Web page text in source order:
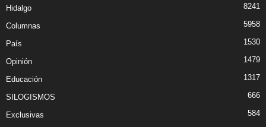
Hidalgo 8241
Columnas 5958
País 1530
Opinión 1479
Educación 1317
SILOGISMOS 666
Exclusivas 584